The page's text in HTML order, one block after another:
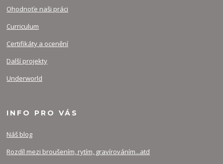
Ohodnoťe naši práci
Curriculum
Certifikáty a ocenění
Další projekty
Underworld
INFO PRO VÁS
Náš blog
Rozdíl mezi broušením, rytím, gravírováním...atd